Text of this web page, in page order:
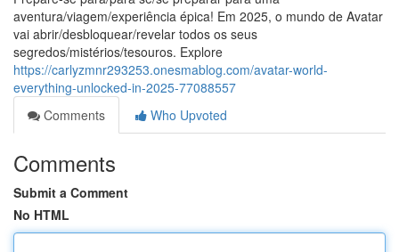
aventura/viagem/experiência épica! Em 2025, o mundo de Avatar
vai abrir/desbloquear/revelar todos os seus
segredos/mistérios/tesouros. Explore
https://carlyzmnr293253.onesmablog.com/avatar-world-
everything-unlocked-in-2025-77088557
Comments
Who Upvoted
Comments
Submit a Comment
No HTML